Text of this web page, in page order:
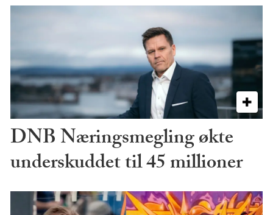
DNB Næringsmegling økte
underskuddet til 45 millioner